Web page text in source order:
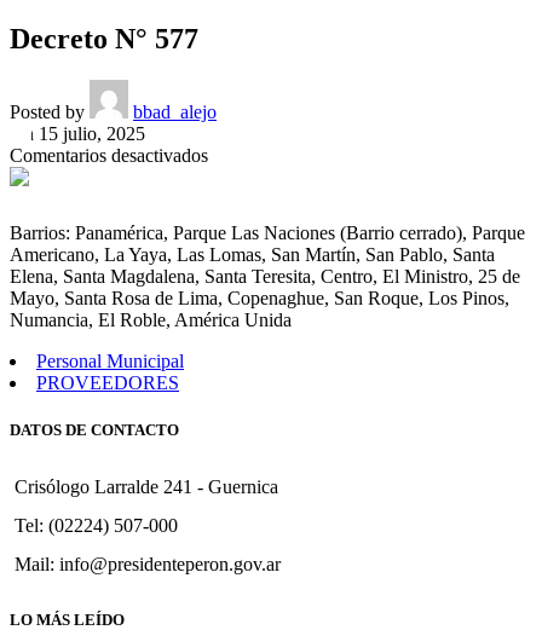
Decreto N° 577
Posted by
bbad_alejo
On 15 julio, 2025
Comentarios desactivadosen
Barrios: Panamérica, Parque Las Naciones (Barrio cerrado), Parque
Americano, La Yaya, Las Lomas, San Martín, San Pablo, Santa
Elena, Santa Magdalena, Santa Teresita, Centro, El Ministro, 25 de
Mayo, Santa Rosa de Lima, Copenaghue, San Roque, Los Pinos,
Numancia, El Roble, América Unida
Personal Municipal
PROVEEDORES
DATOS DE CONTACTO
Crisólogo Larralde 241 - Guernica
Tel: (02224) 507-000
Mail: info@presidenteperon.gov.ar
LO MÁS LEÍDO